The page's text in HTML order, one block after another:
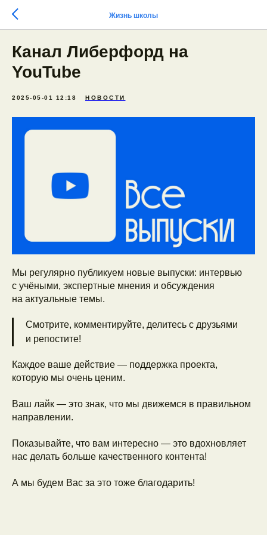
Жизнь школы
Канал Либерфорд на
YouTube
2025-05-01 12:18 НОВОСТИ
Мы регулярно публикуем новые выпуски: интервью
с учёными, экспертные мнения и обсуждения
на актуальные темы.
Смотрите, комментируйте, делитесь с друзьями
и репостите!
Каждое ваше действие — поддержка проекта,
которую мы очень ценим.
Ваш лайк — это знак, что мы движемся в правильном
направлении.
Показывайте, что вам интересно — это вдохновляет
нас делать больше качественного контента!
А мы будем Вас за это тоже благодарить!